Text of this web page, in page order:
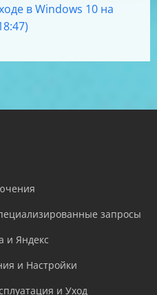
в Windows 10 на
запросы
и Яндекс
и Настройки
и Уход